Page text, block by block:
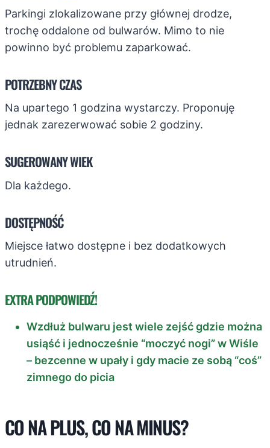
Parkingi zlokalizowane przy głównej drodze,
trochę oddalone od bulwarów. Mimo to nie
powinno być problemu zaparkować.
POTRZEBNY CZAS
Na upartego 1 godzina wystarczy. Proponuję
jednak zarezerwować sobie 2 godziny.
SUGEROWANY WIEK
Dla każdego.
DOSTĘPNOŚĆ
Miejsce łatwo dostępne i bez dodatkowych
utrudnień.
EXTRA PODPOWIEDŹ!
Wzdłuż bulwaru jest wiele zejść gdzie można
usiąść i jednocześnie “moczyć nogi” w Wiśle
– bezcenne w upały i gdy macie ze sobą “coś”
zimnego do picia
CO NA PLUS, CO NA MINUS?